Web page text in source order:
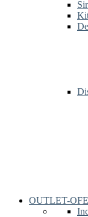
OUTLET-